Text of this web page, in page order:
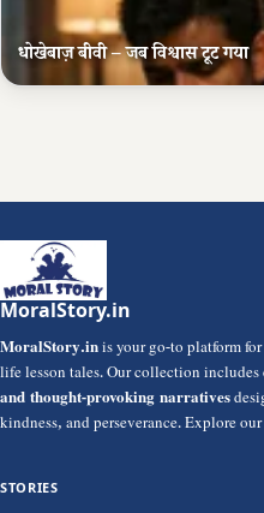
धोखेबाज़ बीवी – जब विश्वास टूट गया
MoralStory.in
MoralStory.inis your go-to platform for
life lesson tales. Our collection includes
and thought-provoking narratives
kindness, and perseverance. Explore
STORIES